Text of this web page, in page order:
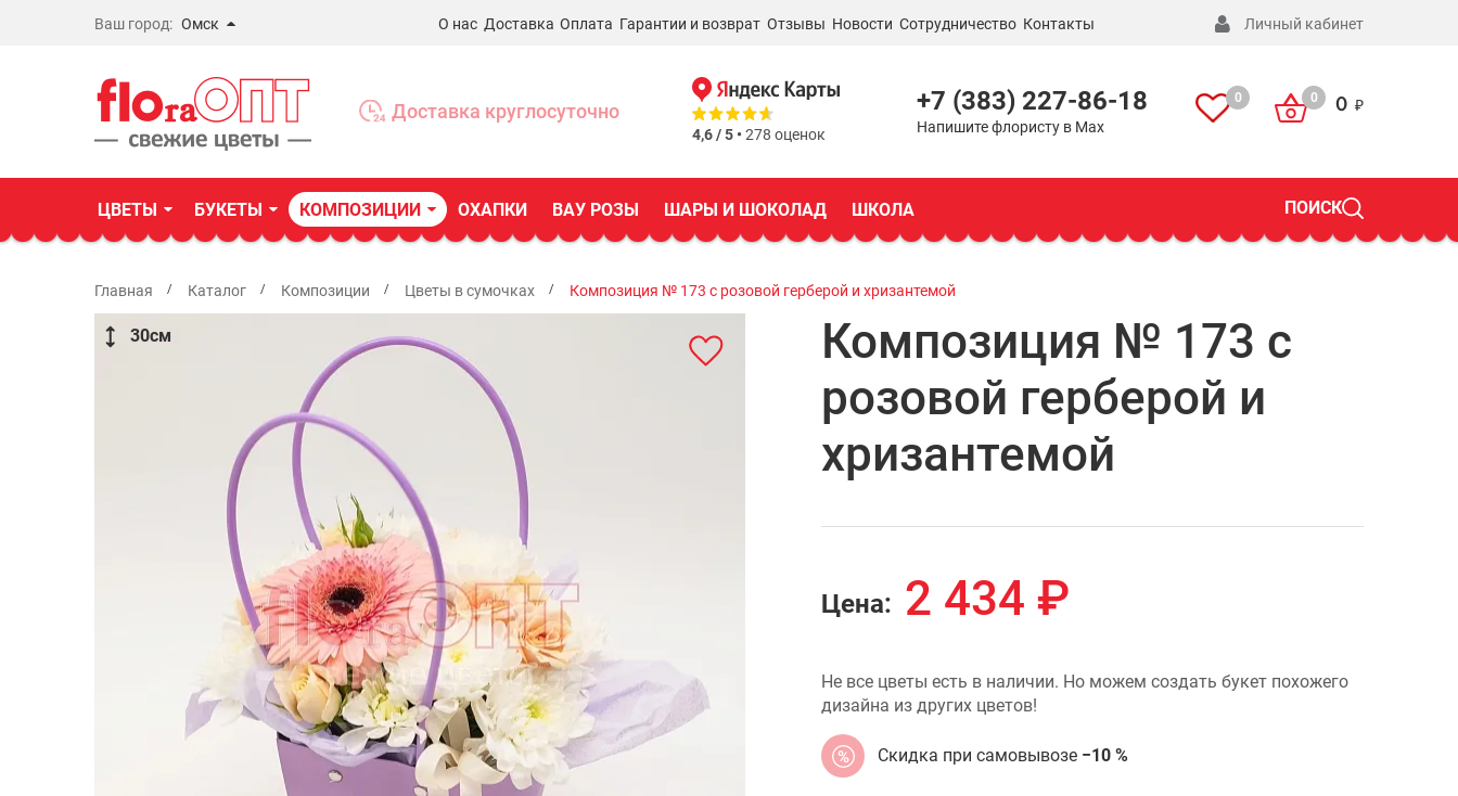
Ваш город: Омск
Бердск
О нас Доставка Оплата Гарантии и возврат Отзывы Новости Сотрудничество Контакты Личный кабинет
Доставка круглосуточно
4,6 / 5 •278 оценок
+7 (383) 227-86-18
Напишите флористу в Max
0 0 0
ЦВЕТЫ БУКЕТЫ КОМПОЗИЦИИ ОХАПКИ ВАУ РОЗЫ ШАРЫ И ШОКОЛАД ШКОЛА ПОИСК
Главная Каталог Композиции Цветы в сумочках Композиция № 173 с розовой герберой и хризантемой
30см
Композиция № 173 с
розовой герберой и
хризантемой
Цена: 2 434 ₽
Не все цветы есть в наличии. Но можем создать букет похожего
дизайна из других цветов!
Скидка при самовывозе −10 %